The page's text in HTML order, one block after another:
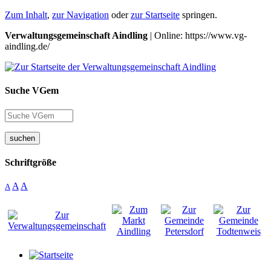
Zum Inhalt, zur Navigation oderzur Startseite springen.
Verwaltungsgemeinschaft Aindling | Online: https://www.vg-
aindling.de/
Suche VGem
suchen
Schriftgröße
A A A